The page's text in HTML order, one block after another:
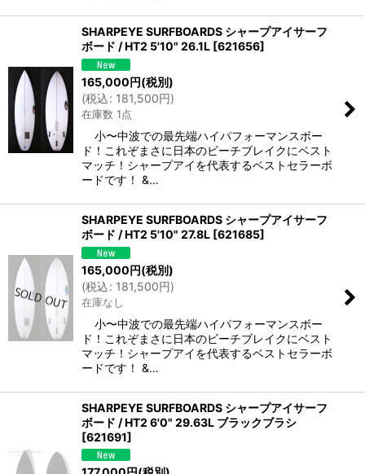
SHARPEYE SURFBOARDS シャープアイサーフ
ボード / HT2 5'10" 26.1L [621656]
165,000円(税別)
(税込: 181,500円)
在庫数 1点
小〜中波での最先端ハイパフォーマンスボー
ド！これぞまさに日本のビーチブレイクにベスト
マッチ！シャープアイを代表するベストセラーボ
ードです！ &…
SHARPEYE SURFBOARDS シャープアイサーフ
ボード / HT2 5'10" 27.8L [621685]
165,000円(税別)
(税込: 181,500円)
在庫なし
小〜中波での最先端ハイパフォーマンスボー
ド！これぞまさに日本のビーチブレイクにベスト
マッチ！シャープアイを代表するベストセラーボ
ードです！ &…
SHARPEYE SURFBOARDS シャープアイサーフ
ボード / HT2 6'0" 29.63L ブラックブラシ
[621691]